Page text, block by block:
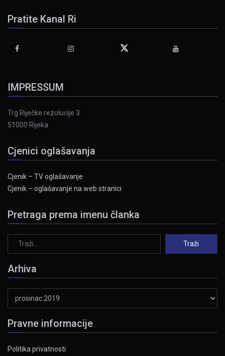
Pratite Kanal Ri
IMPRESSUM
Trg Riječke rezolucije 3
51000 Rijeka
Cjenici oglašavanja
Cjenik – TV oglašavanje
Cjenik – oglašavanje na web stranici
Pretraga prema imenu članka
Arhiva
Pravne informacije
Politika privatnosti